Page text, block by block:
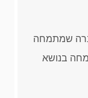
שמתמחה
בנושא